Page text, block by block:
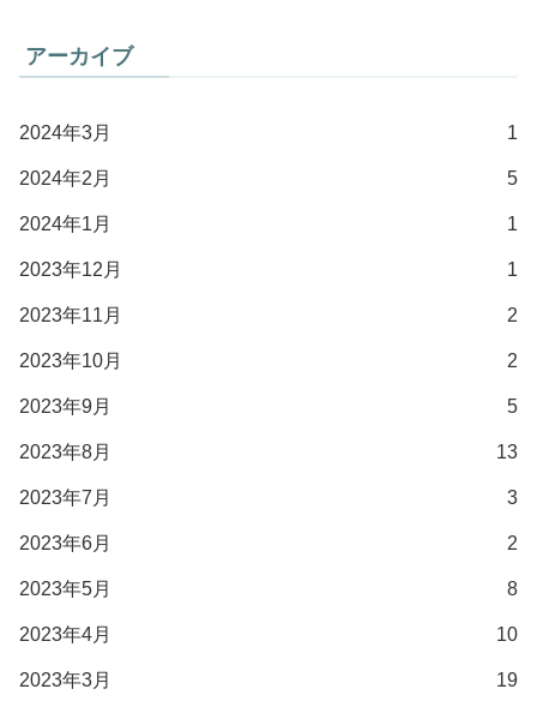
アーカイブ
2024年3月 1
2024年2月 5
2024年1月 1
2023年12月 1
2023年11月 2
2023年10月 2
2023年9月 5
2023年8月 13
2023年7月 3
2023年6月 2
2023年5月 8
2023年4月 10
2023年3月 19